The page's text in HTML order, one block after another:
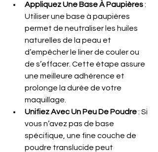
Appliquez Une Base À Paupières :
Utiliser une base à paupières
permet de neutraliser les huiles
naturelles de la peau et
d’empêcher le liner de couler ou
de s’effacer. Cette étape assure
une meilleure adhérence et
prolonge la durée de votre
maquillage.
Unifiez Avec Un Peu De Poudre : Si
vous n’avez pas de base
spécifique, une fine couche de
poudre translucide peut